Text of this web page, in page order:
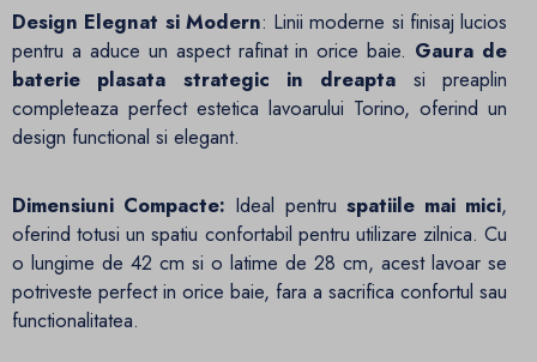
Design Elegnat si Modern: Linii moderne si finisaj lucios
pentru a aduce un aspect rafinat in orice baie. Gaura de
baterie plasata strategic in dreapta si preaplin
completeaza perfect estetica lavoarului Torino, oferind un
design functional si elegant.
Dimensiuni Compacte: Ideal pentru spatiile mai mici,
oferind totusi un spatiu confortabil pentru utilizare zilnica. Cu
o lungime de 42 cm si o latime de 28 cm, acest lavoar se
potriveste perfect in orice baie, fara a sacrifica confortul sau
functionalitatea.